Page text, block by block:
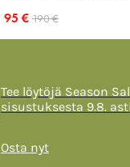
Tee löytöjä Season
sisustuksesta 9.8.
Osta nyt
95 € 190 €